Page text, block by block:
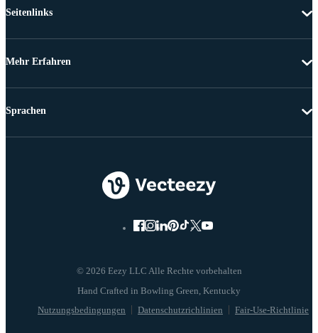
Seitenlinks
Mehr Erfahren
© 2026 Eezy LLC Alle Rechte vorbehalten
Nutzungsbedingungen Datenschutzrichlinien Fair-Use-Richtlinie
Sprachen